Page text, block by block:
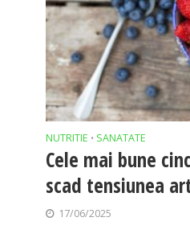
NUTRITIE • SANATATE
Cele mai bune
scad tensiunea
17/06/2025